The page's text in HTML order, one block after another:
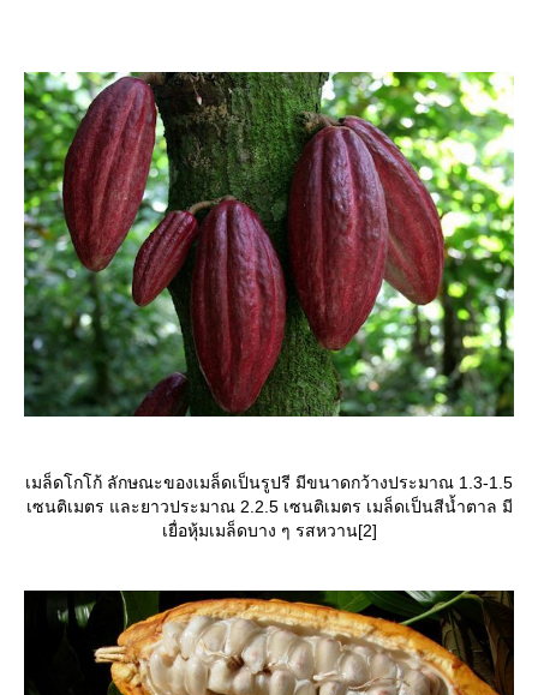
เมล็ดโกโก้ ลักษณะของเมล็ดเป็นรูปรี มีขนาดกว้างประมาณ 1.3-1.5
เซนติเมตร และยาวประมาณ 2.2.5 เซนติเมตร เมล็ดเป็นสีน้ำตาล มี
เยื่อหุ้มเมล็ดบาง ๆ รสหวาน[2]